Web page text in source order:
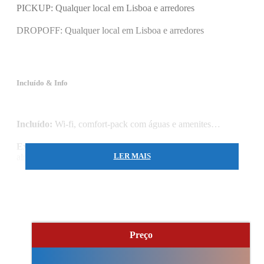
Preço
PICKUP: Qualquer local em Lisboa e arredores
DROPOFF: Qualquer local em Lisboa e arredores
Incluído & Info
Incluído: Wi-fi, comfort-pack com águas e amenites…
Excluído:Entradas em museus, igrejas, degustações,
LER MAIS